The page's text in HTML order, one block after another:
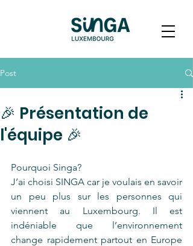
Post
🎉 Présentation de
l'équipe 🎉
Pourquoi Singa?
J’ai choisi SINGA car je voulais en savoir
un peu plus sur les personnes qui
viennent au Luxembourg. Il est
indéniable que l’environnement
change rapidement partout en Europe